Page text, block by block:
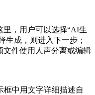
，用户可以选择“AI生
生成，则进入下一步；
文件使用人声分离或编辑
中用文字详细描述自